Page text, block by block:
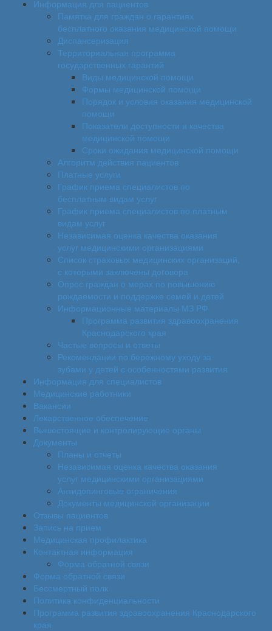
Информация для пациентов
Памятка для граждан о гарантиях
бесплатного оказания медицинской помощи
Диспансеризация
Территориальная программа
государственных гарантий
Виды медицинской помощи
Формы медицинской помощи
Порядок и условия оказания медицинской
помощи
Показатели доступности и качества
медицинской помощи
Сроки ожидания медицинской помощи
Алгоритм действия пациентов
Платные услуги
График приема специалистов по
бесплатным видам услуг
График приема специалистов по платным
видам услуг
Независимая оценка качества оказания
услуг медицинскими организациями
Список страховых медицинских организаций,
с которыми заключены договора
Опрос граждан о мерах по повышению
рождаемости и поддержке семей и детей
Информационные материалы МЗ РФ
Программа развития здравоохранения
Краснодарского края
Частые вопросы и ответы
Рекомендации по бережному уходу за
зубами у детей с особенностями развития
Информация для специалистов
Медицинские работники
Вакансии
Лекарственное обеспечение
Вышестоящие и контролирующие органы
Документы
Планы и отчеты
Независимая оценка качества оказания
услуг медицинскими организациями
Антидопинговые ограничения
Документы медицинской организации
Отзывы пациентов
Запись на прием
Медицинская профилактика
Контактная информация
Форма обратной связи
Форма обратной связи
Бессмертный полк
Политика конфиденциальности
Программа развития здравоохранения Краснодарского
края